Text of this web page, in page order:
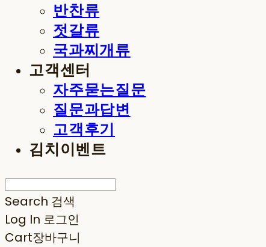
반찬류
젓갈류
국과찌개류
고객센터
자주묻는질문
질문과답변
고객후기
김치이벤트
Search 검색
Log In 로그인
Cart장바구니